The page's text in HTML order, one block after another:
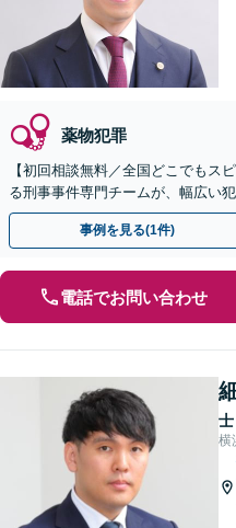
薬物犯罪
【初回相談無料／全国どこでもス
る刑事事件専門チームが、幅広い
事例を見る(1件)
電話でお問い合わせ
士
横